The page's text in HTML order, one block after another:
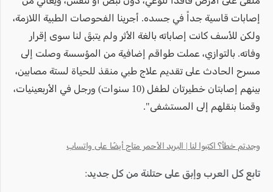
إصابات قاسية جداً في جسده. أجرينا الفحوصات الطبية اللازمة،
ولكن للأسف كانت إصاباته بالغة الأثر ولم يتبقَ لنا سوى إقرار
وفاته. بالتوازي، عملت طواقم إضافية من المؤسسة وصلت إلى
مسرح الحادث على تقديم علاج طبي منقذ للحياة لستة مصابين،
بينهم إصابتان خطيرتان لطفل (10 سنوات) ورجل في الأربعينيات،
وقمنا بنقلهم إلى المستشفى".
وجدتم خطأ؟ اكتبوا لنا | البريد الأحمر متاح أيضًا على واتساب
تابع كل العرب وإبق على حتلنة من كل جديد: